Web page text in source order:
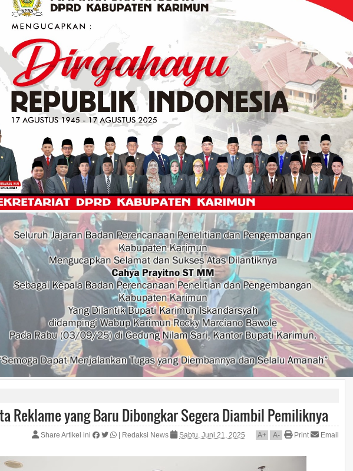
Reklame yang Baru Dibongkar Segera Diambil Pemiliknya
Share Artikel ini Redaksi News Sabtu, Juni 21, 2025 A+ A- Print Email